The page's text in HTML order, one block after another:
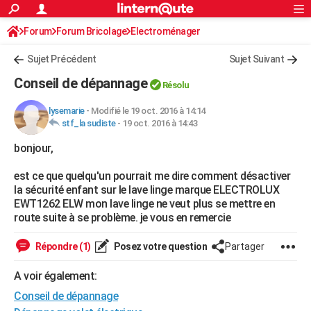
ACTUALITÉS
Politique
Société
Faits Divers
Education
Monde
Villes
+
FINANCE
Retraite
Impôts
Epargne
Immobilier
Risques naturels par ville
Banque
Assurance
Crédit
AUTO
Essais
Réserver un essai
Citadines
Berlines
SUV
Forum auto
+HIGH-TECH
Mobiles
Meilleur smartphone
Internet
Ordinateurs
Jeux vidéo
Guide high-tech
+BRICOLAGE
Forum
Aménagement intérieur
Extérieur
Cuisine
Salle de bains
Jardinage
Rangement
WEEK-END
Guides de France
Escapades
Patrimoine
Expositions
Musées
Week-end nature
LIFESTYLE
SANTE
Alimentation
Guide de la santé
Maladies
Médicaments
Sommeil
VOYAGE
S'inscrire
Connexion
Forum Forum Bricolage Electroménager
Sujet Précédent Sujet Suivant
Conseil de dépannage Résolu
lysemarie- Modifié le 19 oct. 2016 à 14:14
stf_la sudiste- 19 oct. 2016 à 14:43
bonjour,
est ce que quelqu'un pourrait me dire comment désactiver
la sécurité enfant sur le lave linge marque ELECTROLUX
EWT1262 ELW mon lave linge ne veut plus se mettre en
route suite à se problème. je vous en remercie
Répondre (1) Posez votre question Partager
A voir également:
Conseil de dépannage